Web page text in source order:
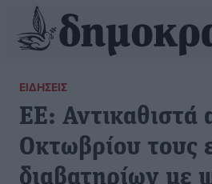
ΕΙΔΉΣΕΙΣ
ΕΕ: Αντικαθιστά
Οκτωβρίου τους
διαβατηρίων με